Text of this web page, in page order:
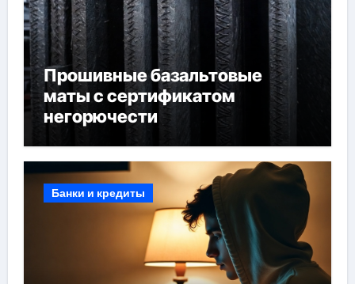
Прошивные базальтовые
маты с сертификатом
негорючести
Банки и кредиты